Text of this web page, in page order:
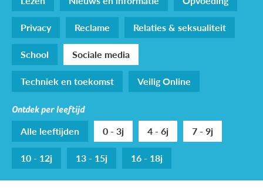
Privacy
Reclame
Relaties & seksualiteit
School
Sociale media
Techniek en toekomst
Veilig Online
Ontdek per leeftijd
Alle leeftijden 0 - 3j 4 - 6j
7 - 9j
10 - 12j
13 - 15j 16 - 18j